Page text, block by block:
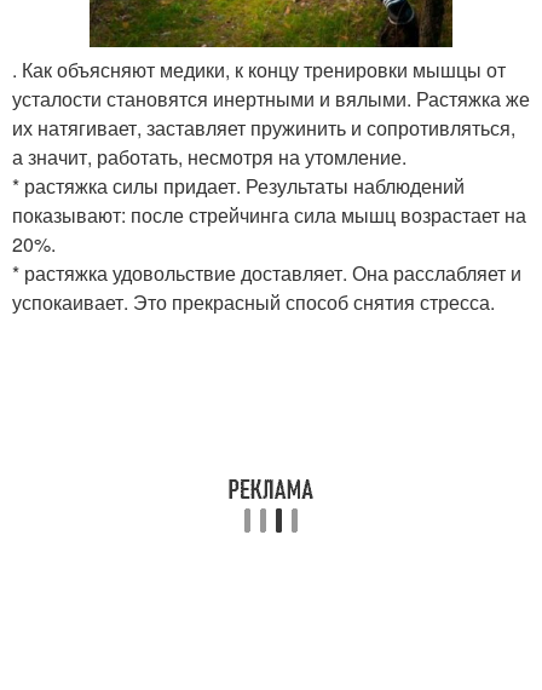
. Как объясняют медики, к концу тренировки мышцы от
усталости становятся инертными и вялыми. Растяжка же
их натягивает, заставляет пружинить и сопротивляться,
а значит, работать, несмотря на утомление.
* растяжка силы придает. Результаты наблюдений
показывают: после стрейчинга сила мышц возрастает на
20%.
* растяжка удовольствие доставляет. Она расслабляет и
успокаивает. Это прекрасный способ снятия стресса.